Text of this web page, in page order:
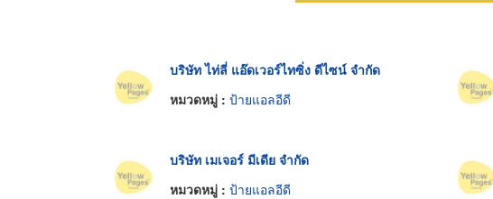
บริษัท ไท่ลี่ แอ๊ดเวอร์ไทซิ่ง ดีไซน์ จำกัด
หมวดหมู่ : ป้ายแอลอีดี
บริษัท เมเจอร์ มีเดีย จำกัด
หมวดหมู่ : ป้ายแอลอีดี